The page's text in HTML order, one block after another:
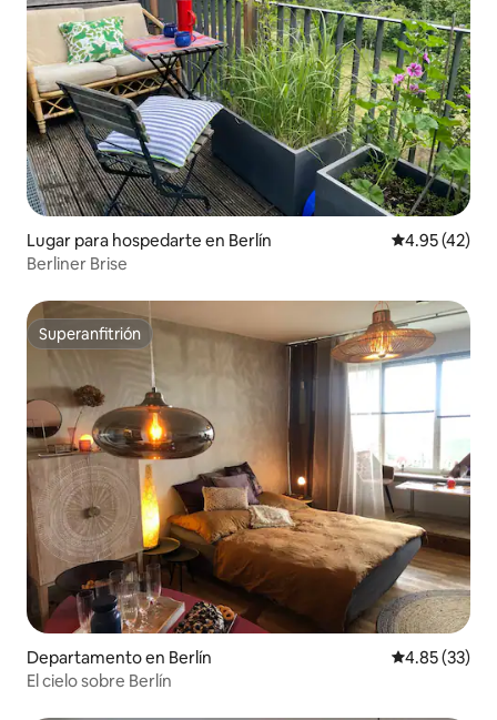
Lugar para hospedarte en Berlín Calificación
4.95 (42)
Berliner Brise
Superanfitrión
Superanfitrión
Departamento en Berlín Calificación
4.85 (33)
El cielo sobre Berlín